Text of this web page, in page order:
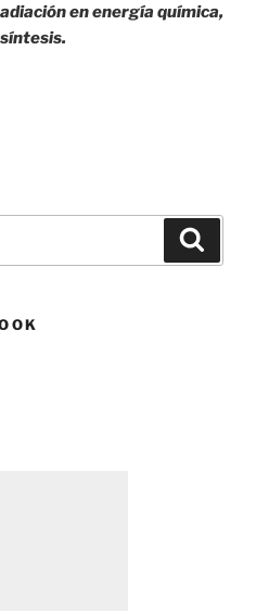
en energía química,